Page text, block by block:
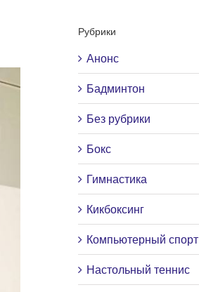
Рубрики
Анонс
Бадминтон
Без рубрики
Бокс
Гимнастика
Кикбоксинг
Компьютерный спорт
Настольный теннис